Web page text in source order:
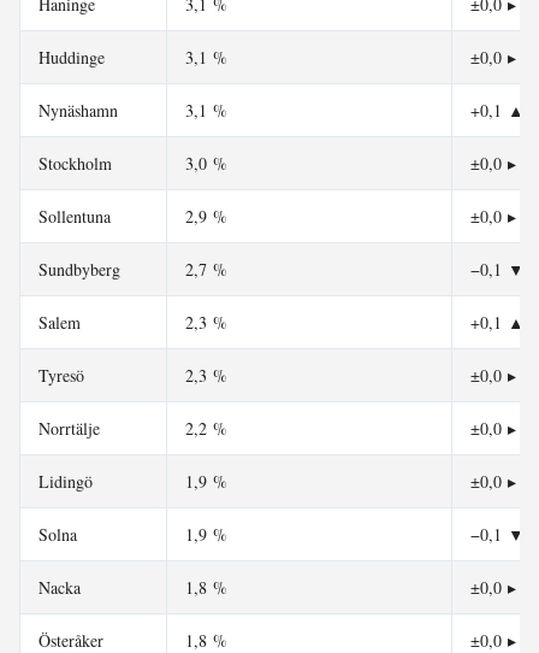
Huddinge 3,1 % ±0,0 ▸
Nynäshamn 3,1 % +0,1 ▲
Stockholm 3,0 % ±0,0 ▸
Sollentuna 2,9 % ±0,0 ▸
Sundbyberg 2,7 % −0,1 ▼
Salem 2,3 % +0,1 ▲
Tyresö 2,3 % ±0,0 ▸
Norrtälje 2,2 % ±0,0 ▸
Lidingö 1,9 % ±0,0 ▸
Solna 1,9 % −0,1 ▼
Nacka 1,8 % ±0,0 ▸
Österåker 1,8 % ±0,0 ▸